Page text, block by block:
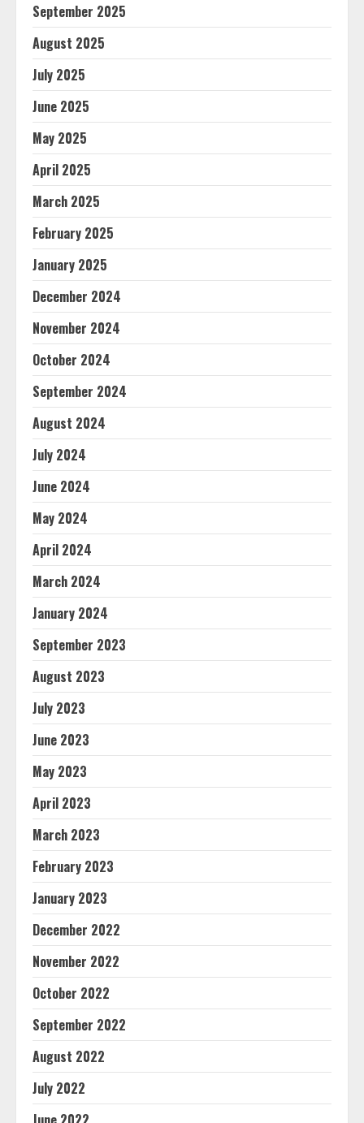
September 2025
August 2025
July 2025
June 2025
May 2025
April 2025
March 2025
February 2025
January 2025
December 2024
November 2024
October 2024
September 2024
August 2024
July 2024
June 2024
May 2024
April 2024
March 2024
January 2024
September 2023
August 2023
July 2023
June 2023
May 2023
April 2023
March 2023
February 2023
January 2023
December 2022
November 2022
October 2022
September 2022
August 2022
July 2022